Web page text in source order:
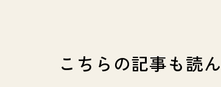
こちらの記事も読